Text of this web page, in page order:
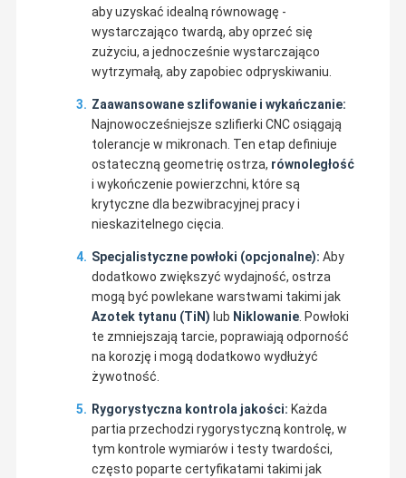
Wycieczka
Po Fabryce
Kontrola
Jakości
Skontaktuj
Się Z Nami
Aktualności
Wszystkie
Przypadki
Płytki uszczelniające tacę
Ołówek do formowania maszyny do pakowania
Ostrze maszyny pakującej
Łopaty do maszyn do papieru
Ostrzy do cięcia okrągłych
aby uzyskać idealną równowagę -
wystarczająco twardą, aby oprzeć się
zużyciu, a jednocześnie wystarczająco
wytrzymałą, aby zapobiec odpryskiwaniu.
Zaawansowane szlifowanie i wykańczanie:
Najnowocześniejsze szlifierki CNC osiągają
tolerancje w mikronach. Ten etap definiuje
ostateczną geometrię ostrza, równoległość
i wykończenie powierzchni, które są
krytyczne dla bezwibracyjnej pracy i
nieskazitelnego cięcia.
Specjalistyczne powłoki (opcjonalne): Aby
dodatkowo zwiększyć wydajność, ostrza
mogą być powlekane warstwami takimi jak
Azotek tytanu (TiN) lub Niklowanie. Powłoki
te zmniejszają tarcie, poprawiają odporność
na korozję i mogą dodatkowo wydłużyć
żywotność.
Rygorystyczna kontrola jakości: Każda
partia przechodzi rygorystyczną kontrolę, w
tym kontrole wymiarów i testy twardości,
często poparte certyfikatami takimi jak
Jesteśmy w stanie nie tylko dostarczyć klientom wysokiej
jakości produkty, ale również dostarczyć różnorodne wysokiej
jakości produkty niestandardowe zgodnie z żądaniem
klienta.rozsądna cena i doskonała obsługa posprzedażnaNasze
produkty nie tylko zajmują teraz duży rynek w kraju, ale również
z powodzeniem eksportowane do Europy, Ameryki i Azji
Mamy nadzieję na współpracę z większą liczbą przyjaciół na
całym świecie.